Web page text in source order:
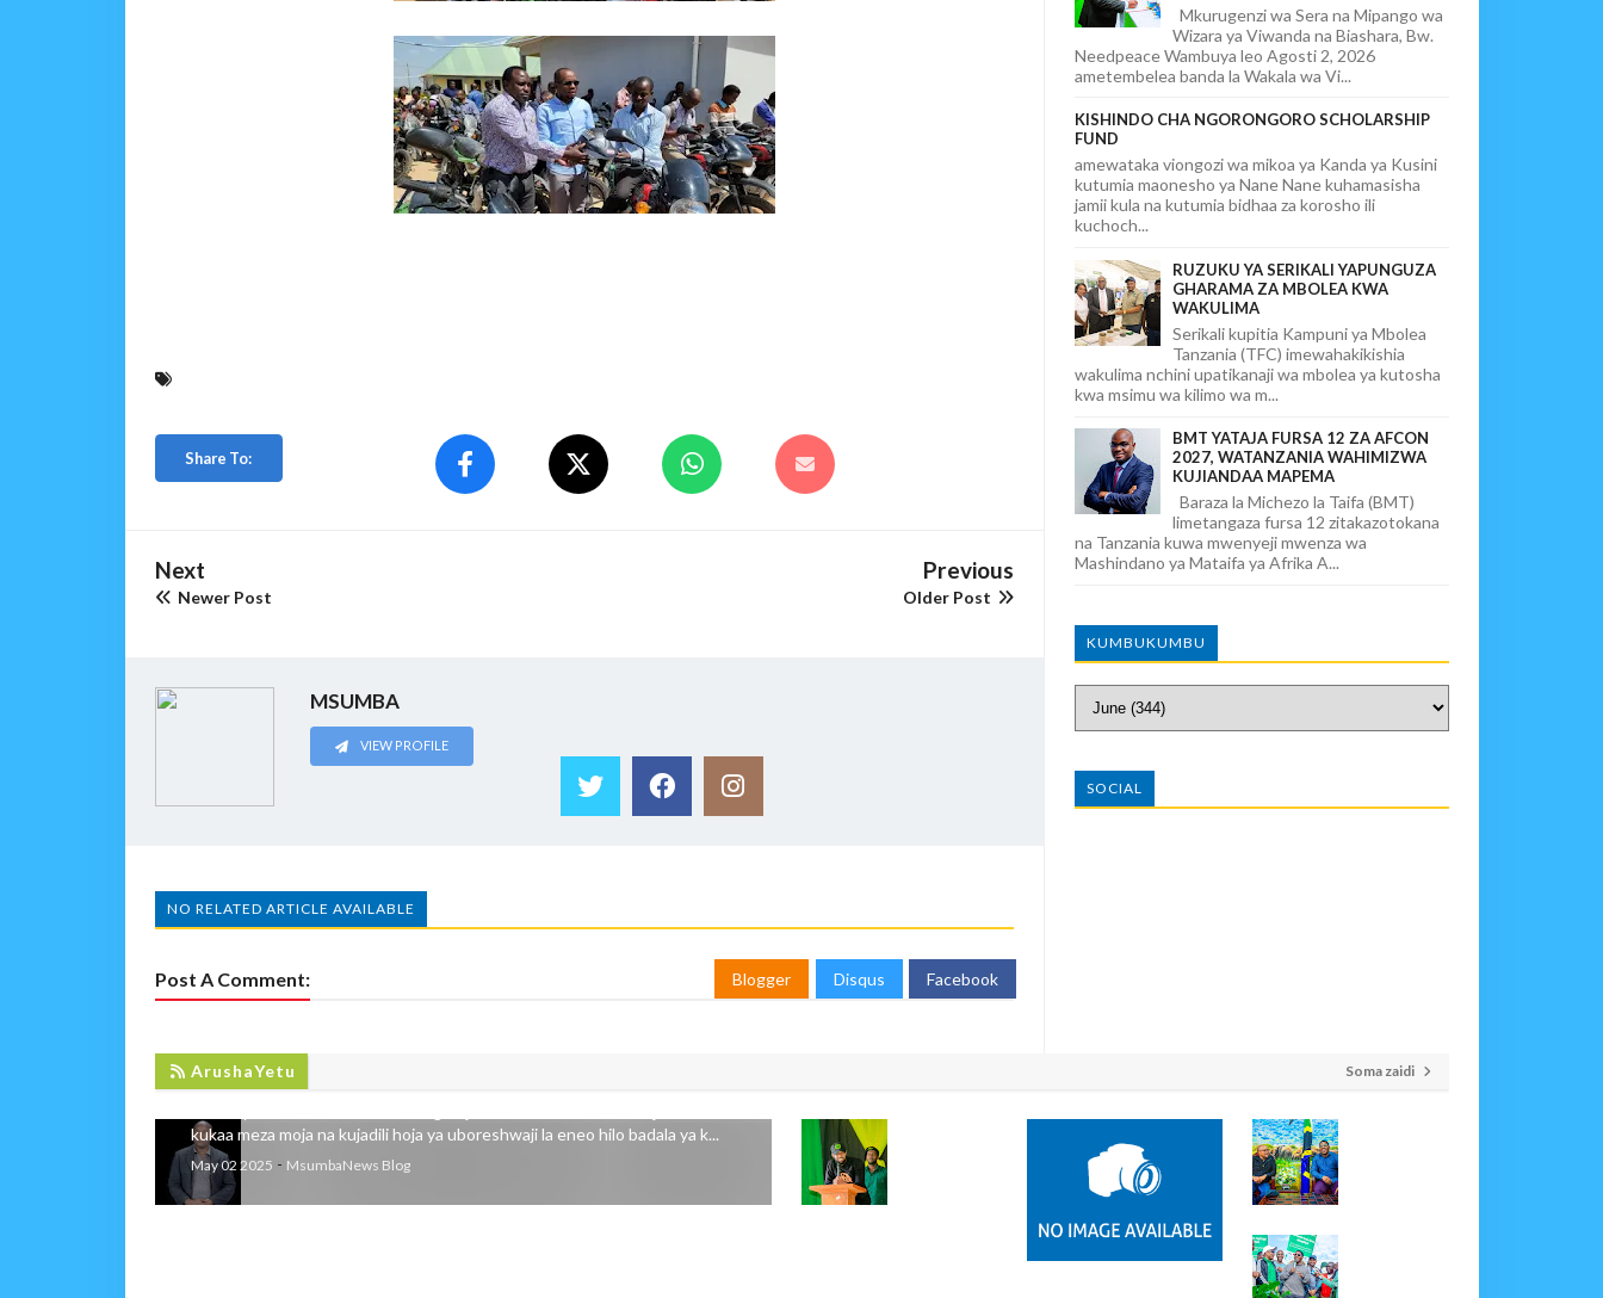
Share To:
Next
Newer Post
Previous
Older Post
MSUMBA
VIEW PROFILE
NO RELATED ARTICLE AVAILABLE
Post A Comment: Blogger Disqus Facebook
Mkurugenzi wa Sera na Mipango wa
Wizara ya Viwanda na Biashara, Bw.
Needpeace Wambuya leo Agosti 2, 2026
ametembelea banda la Wakala wa Vi...
KISHINDO CHA NGORONGORO SCHOLARSHIP
FUND
amewataka viongozi wa mikoa ya Kanda ya Kusini
kutumia maonesho ya Nane Nane kuhamasisha
jamii kula na kutumia bidhaa za korosho ili
kuchoch...
RUZUKU YA SERIKALI YAPUNGUZA
GHARAMA ZA MBOLEA KWA
WAKULIMA
Serikali kupitia Kampuni ya Mbolea
Tanzania (TFC) imewahakikishia
wakulima nchini upatikanaji wa mbolea ya kutosha
kwa msimu wa kilimo wa m...
BMT YATAJA FURSA 12 ZA AFCON
2027, WATANZANIA WAHIMIZWA
KUJIANDAA MAPEMA
Baraza la Michezo la Taifa (BMT)
limetangaza fursa 12 zitakazotokana
na Tanzania kuwa mwenyeji mwenza wa
Mashindano ya Mataifa ya Afrika A...
KUMBUKUMBU
SOCIAL
ArushaYetu Soma zaidi
MEZA MOJA YA MAJADILIANO
kukaa meza moja na kujadili hoja ya uboreshwaji la eneo hilo badala ya k...
May 02 2025 - MsumbaNews Blog